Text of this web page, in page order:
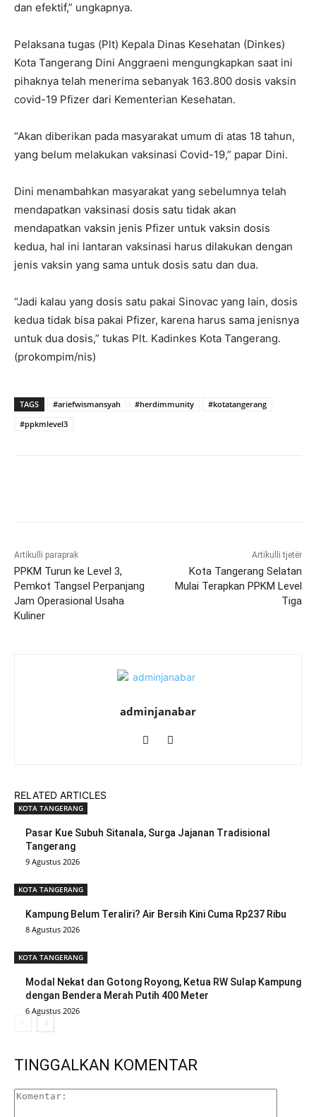
dan efektif,” ungkapnya.
Pelaksana tugas (Plt) Kepala Dinas Kesehatan (Dinkes)
Kota Tangerang Dini Anggraeni mengungkapkan saat ini
pihaknya telah menerima sebanyak 163.800 dosis vaksin
covid-19 Pfizer dari Kementerian Kesehatan.
“Akan diberikan pada masyarakat umum di atas 18 tahun,
yang belum melakukan vaksinasi Covid-19,” papar Dini.
Dini menambahkan masyarakat yang sebelumnya telah
mendapatkan vaksinasi dosis satu tidak akan
mendapatkan vaksin jenis Pfizer untuk vaksin dosis
kedua, hal ini lantaran vaksinasi harus dilakukan dengan
jenis vaksin yang sama untuk dosis satu dan dua.
“Jadi kalau yang dosis satu pakai Sinovac yang lain, dosis
kedua tidak bisa pakai Pfizer, karena harus sama jenisnya
untuk dua dosis,” tukas Plt. Kadinkes Kota Tangerang.
(prokompim/nis)
TAGS #ariefwismansyah #herdimmunity
#kotatangerang
#ppkmlevel3
Artikulli paraprak
PPKM Turun ke Level 3,
Pemkot Tangsel Perpanjang
Jam Operasional Usaha
Kuliner
Artikulli tjetër
Kota Tangerang Selatan
Mulai Terapkan PPKM Level
Tiga
adminjanabar
RELATED ARTICLES
KOTA TANGERANG
Pasar Kue Subuh Sitanala, Surga Jajanan Tradisional
Tangerang
9 Agustus 2026
KOTA TANGERANG
Kampung Belum Teraliri? Air Bersih Kini Cuma Rp237 Ribu
8 Agustus 2026
KOTA TANGERANG
Modal Nekat dan Gotong Royong, Ketua RW Sulap Kampung
dengan Bendera Merah Putih 400 Meter
6 Agustus 2026
TINGGALKAN KOMENTAR